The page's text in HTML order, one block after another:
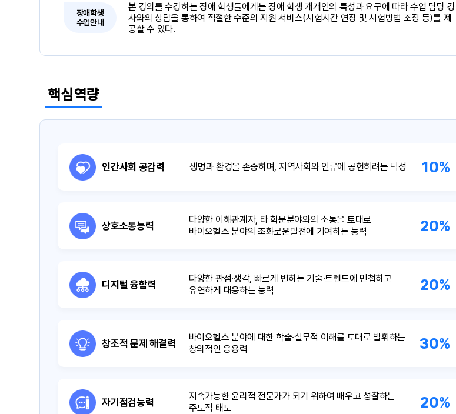
장애학생
수업안내
본 강의를 수강하는 장애 학생들에게는 장애 학생 개개인의 특성과 요구에 따라 수업 담당 강
사와의 상담을 통하여 적절한 수준의 지원 서비스(시험시간 연장 및 시험방법 조정 등)를 제
공할 수 있다.
핵심역량
인간사회 공감력 생명과 환경을 존중하며, 지역사회와 인류에 공헌하려는 덕성 10%
상호소통능력
다양한 이해관계자, 타 학문분야와의 소통을 토대로
바이오헬스 분야의 조화로운발전에 기여하는 능력
20%
디지털 융합력
다양한 관점·생각, 빠르게 변하는 기술·트렌드에 민첩하고
유연하게 대응하는 능력
20%
창조적 문제 해결력
바이오헬스 분야에 대한 학술·실무적 이해를 토대로 발휘하는
창의적인 응용력
30%
자기점검능력
지속가능한 윤리적 전문가가 되기 위하여 배우고 성찰하는
주도적 태도
20%